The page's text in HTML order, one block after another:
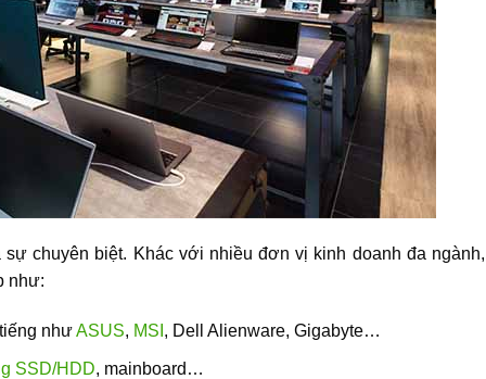
chuyên biệt. Khác với nhiều đơn vị kinh doanh đa ngành,
như:
nhưASUS, MSI , Dell Alienware, Gigabyte…
SSD/HDD, mainboard…